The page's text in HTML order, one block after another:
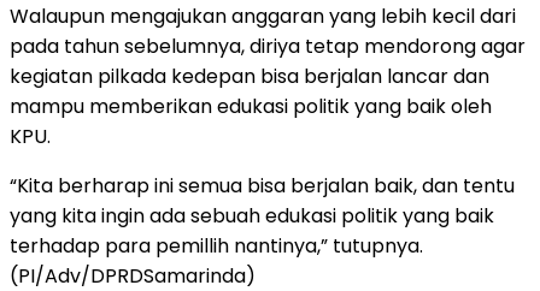
Walaupun mengajukan anggaran yang lebih kecil dari
pada tahun sebelumnya, diriya tetap mendorong agar
kegiatan pilkada kedepan bisa berjalan lancar dan
mampu memberikan edukasi politik yang baik oleh
KPU.
“Kita berharap ini semua bisa berjalan baik, dan tentu
yang kita ingin ada sebuah edukasi politik yang baik
terhadap para pemillih nantinya,” tutupnya.
(PI/Adv/DPRDSamarinda)